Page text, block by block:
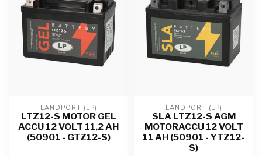
LANDPORT (LP)
LTZ12-S MOTOR GEL
ACCU 12 VOLT 11,2 AH
(50901 - GTZ12-S)
LANDPORT (LP)
SLA LTZ12-S AGM
MOTORACCU 12 VOLT
11 AH (50901 - YTZ12-
S)